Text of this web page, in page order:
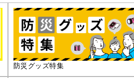
防災グッズ特集